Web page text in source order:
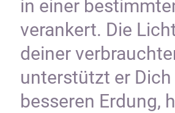
in einer
verankert. Die
deiner
unterstützt er
besseren Erdung,